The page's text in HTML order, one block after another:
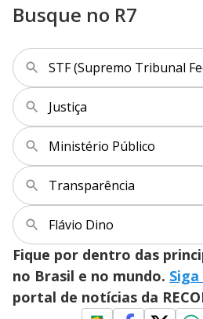
Busque no R7
STF (Supremo Tribunal
Justiça
Ministério Público
Transparência
Flávio Dino
Fique por dentro das
no Brasil e no mundo.
portal de notícias da